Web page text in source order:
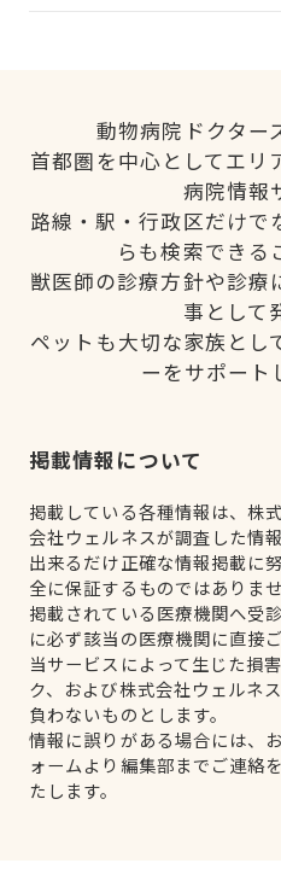
動物病院ドクター
首都圏を中心としてエリ
病院情報
路線・駅・行政区だけで
らも検索できる
獣医師の診療方針や診療
事として
ペットも大切な家族とし
ーをサポート
掲載情報について
掲載している各種情報は、株
会社ウェルネスが調査した情
出来るだけ正確な情報掲載に
全に保証するものではありませ
掲載されている医療機関へ受
に必ず該当の医療機関に直接
当サービスによって生じた損
ク、および株式会社ウェルネ
負わないものとします。
情報に誤りがある場合には、
ォームより編集部までご連絡
たします。